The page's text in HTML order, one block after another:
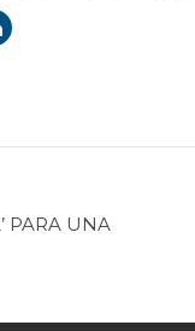
PARA UNA